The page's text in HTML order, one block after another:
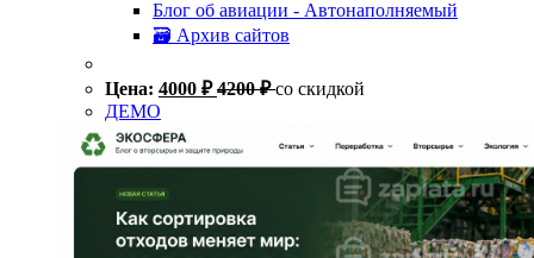
Блог об авиации - Автонаполняемый
🗃 Архив сайтов
Цена: 4000 ₽ 4200₽ со скидкой
ДЕМО